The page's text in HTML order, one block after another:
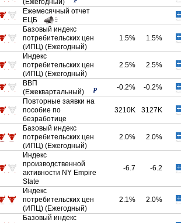
(Ежегодный)
Ежемесячный отчет
ЕЦБ
Базовый индекс
потребительских цен
(ИПЦ) (Ежегодный)
1.5% 1.5%
Индекс
потребительских цен
(ИПЦ) (Ежегодный)
2.5% 2.5%
ВВП
(Ежеквартальный)
-0.2% -0.2%
Повторные заявки на
пособие по
безработице
3210K 3127K
Базовый индекс
потребительских цен
(ИПЦ) (Ежегодный)
2.0% 2.0%
Индекс
производственной
активности NY Empire
State
-6.7 -6.2
Индекс
потребительских цен
(ИПЦ) (Ежегодный)
2.1% 2.0%
Базовый индекс